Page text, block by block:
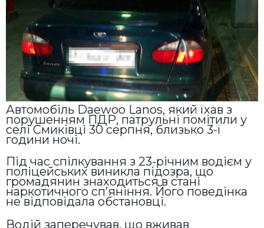
Автомобіль Daewoo Lanos, який їхав з
порушенням ПДР, патрульні помітили у
селі Смиківці 30 серпня, близько 3-ї
години ночі.
Під час спілкування з 23-річним водієм у
поліцейських виникла підозра, що
громадянин знаходиться в стані
наркотичного сп’яніння. Його поведінка
не відповідала обстановці.
Водій заперечував, що вживав